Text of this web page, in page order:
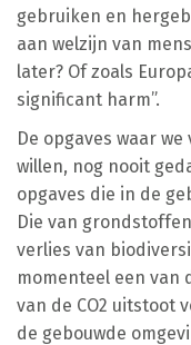
gebruiken en
aan welzijn van
later? Of zoals
significant harm”.
De opgaves waar
willen, nog nooit
opgaves die in de
Die van
verlies van
momenteel een van
van de CO2 uitstoot
de gebouwde